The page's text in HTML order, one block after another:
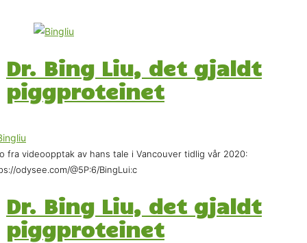
Dr. Bing Liu, det gjaldt
piggproteinet
fra videoopptak av hans tale i Vancouver tidlig vår 2020:
odysee.com/@5P:6/BingLui:c
Dr. Bing Liu, det gjaldt
piggproteinet